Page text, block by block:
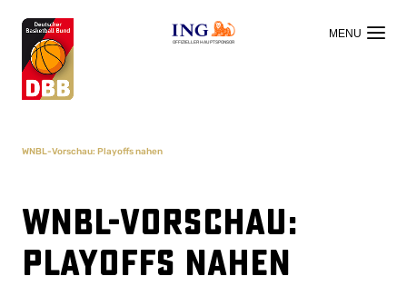
OFFIZIELLER HAUPTSPONSOR
WNBL-Vorschau: Playoffs nahen
WNBL-Vorschau:
Playoffs nahen